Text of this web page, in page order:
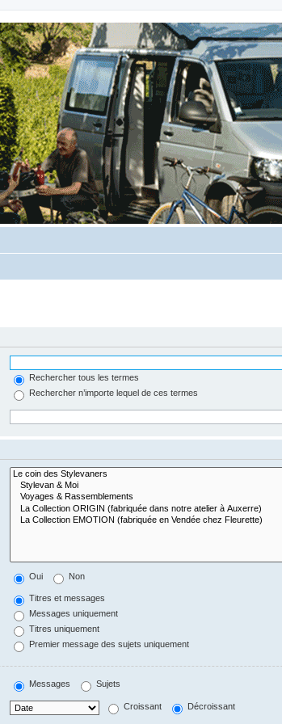
Rechercher tous les termes
Rechercher n’importe lequel de ces termes
Oui Non
Titres et messages
Messages uniquement
Titres uniquement
Premier message des sujets uniquement
Messages Sujets
Croissant Décroissant